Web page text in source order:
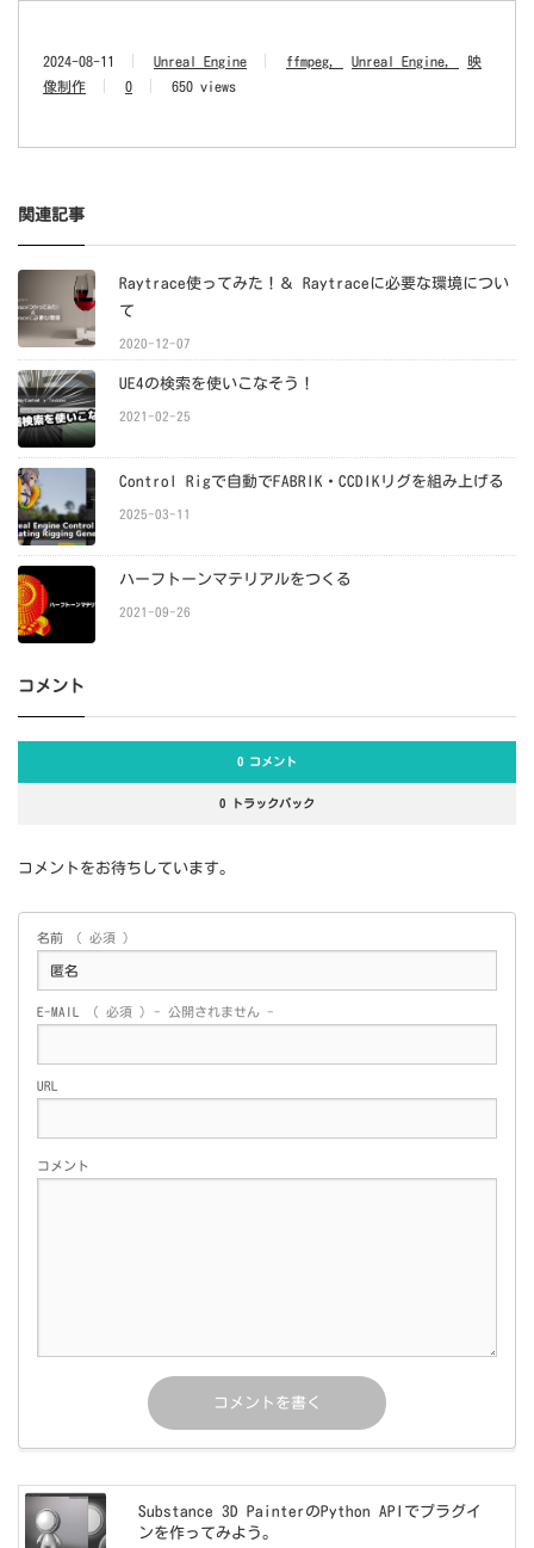
2024-08-11 Unreal Engine ffmpeg Unreal Engine
映
像制作
0 650 views
関連記事
Raytrace使ってみた！＆ Raytraceに必要な環境につい
て
2020-12-07
UE4の検索を使いこなそう！
2021-02-25
Control Rigで自動でFABRIK・CCDIKリグを組み上げる
2025-03-11
ハーフトーンマテリアルをつくる
2021-09-26
コメント
0 コメント
0 トラックバック
コメントをお待ちしています。
名前 ( 必須 )
E-MAIL ( 必須 ) - 公開されません -
URL
コメント
Substance 3D PainterのPython APIでプラグイ
ンを作ってみよう。